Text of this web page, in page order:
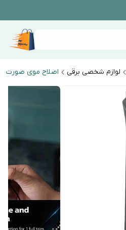
لوازم شخصی برقی اصلاح موی صورت